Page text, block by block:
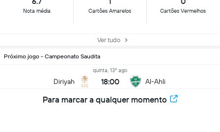
Nota média Cartões Amarelos Cartões Vermelhos
Ver tudo
Próximo jogo - Campeonato Saudita
Diriyah
quinta, 13º ago
18:00 Al-Ahli
Para marcar a qualquer momento